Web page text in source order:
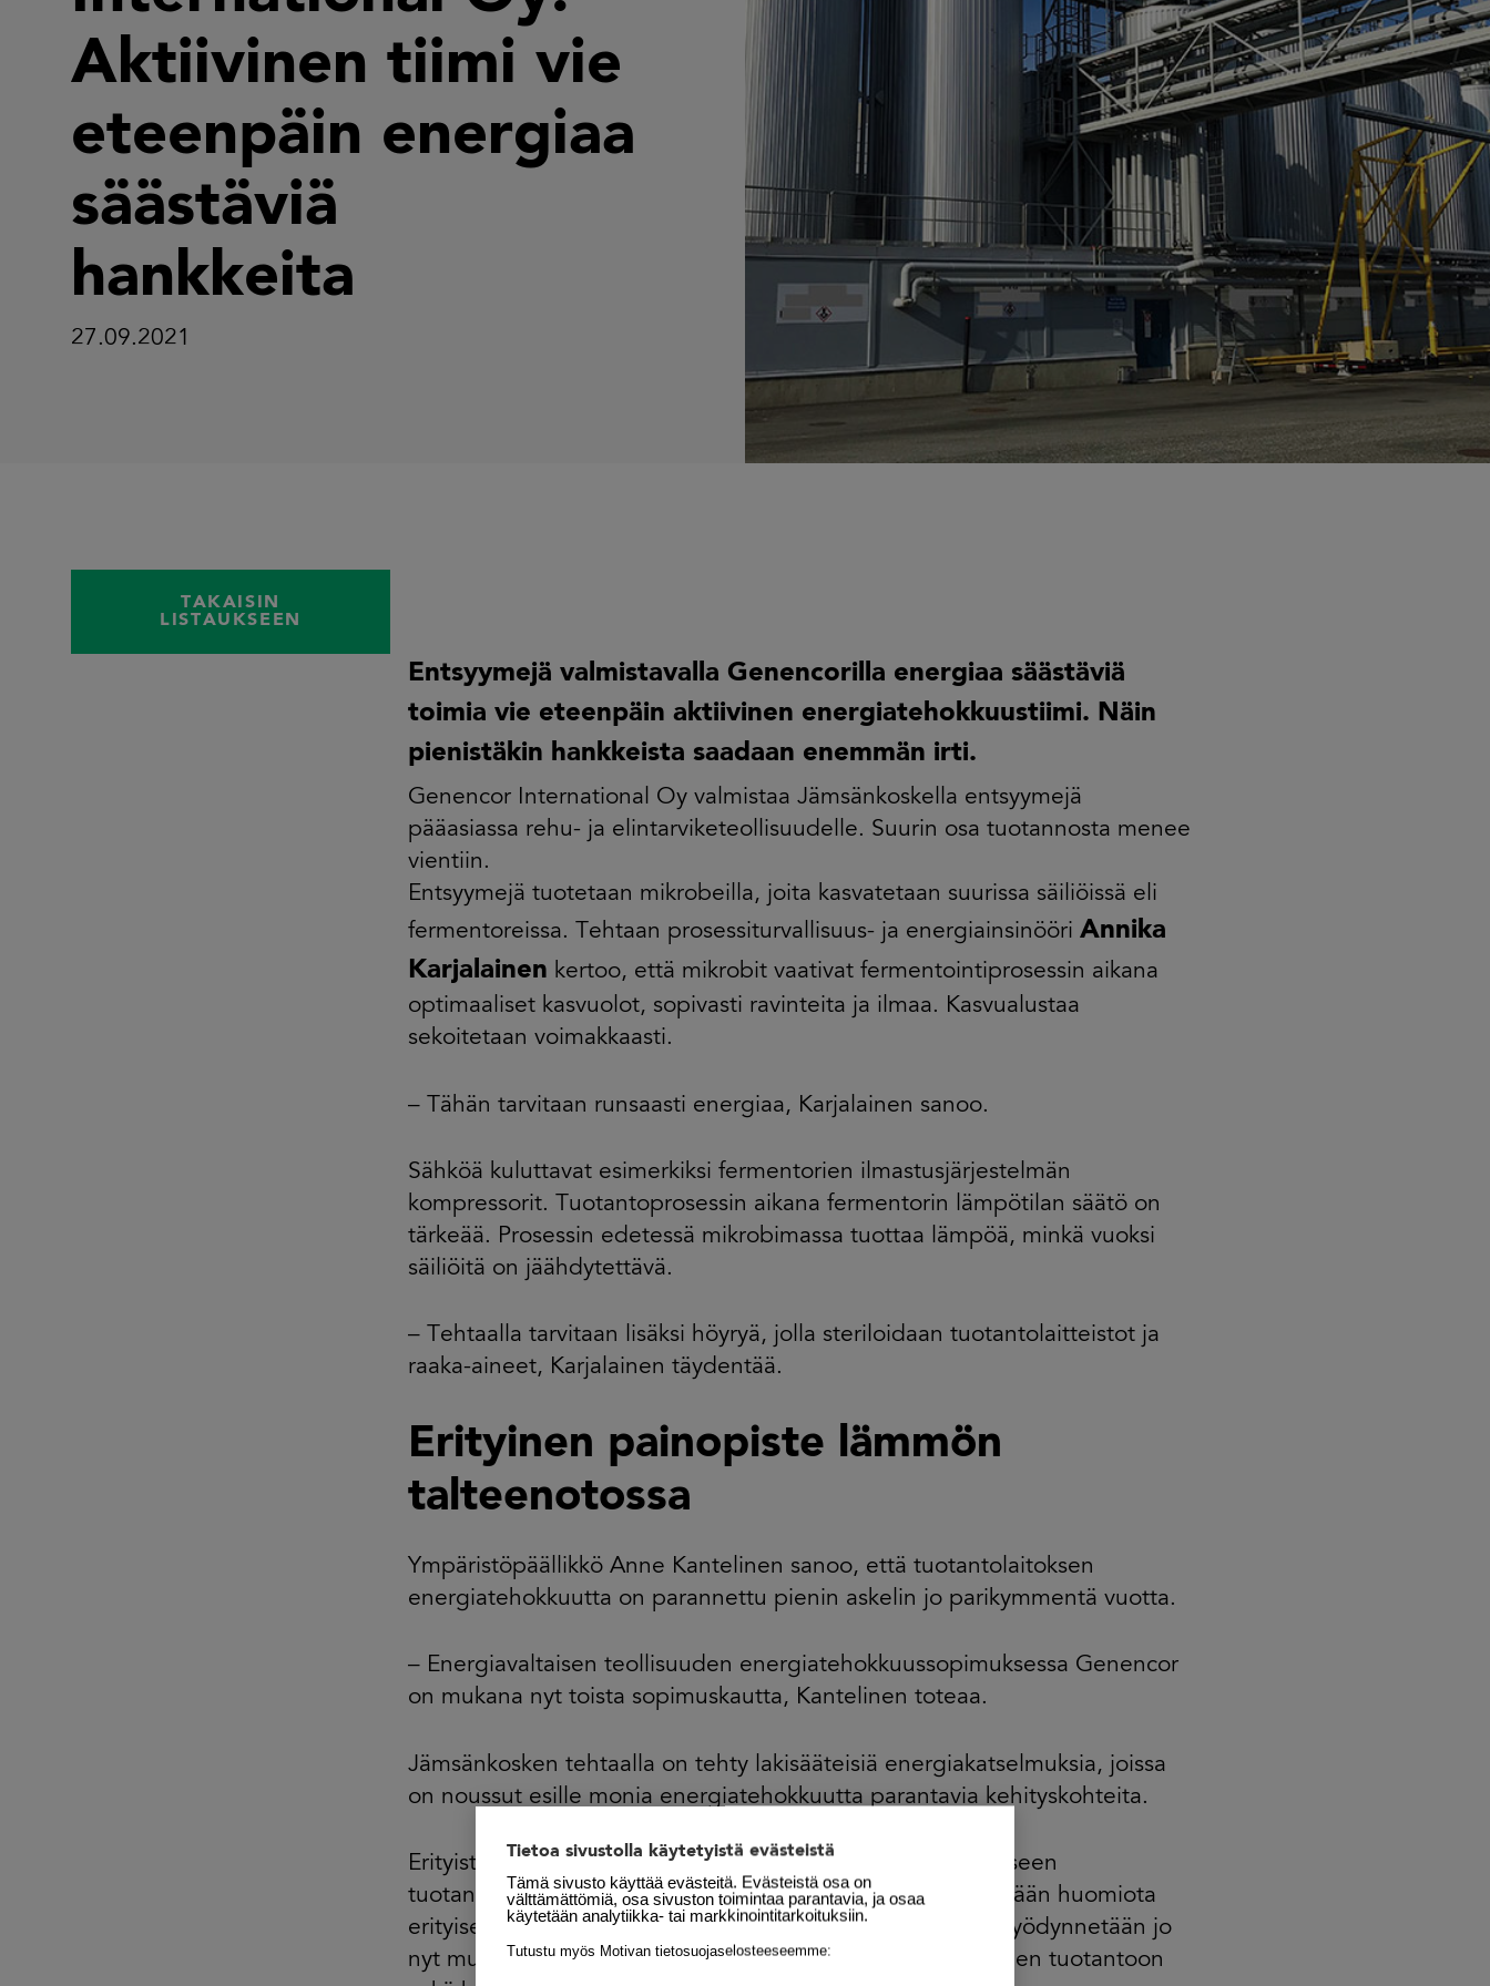
Aktiivinen tiimi vie
eteenpäin energiaa
säästäviä
hankkeita
27.09.2021
TAKAISIN
LISTAUKSEEN
Entsyymejä valmistavalla Genencorilla energiaa säästäviä
toimia vie eteenpäin aktiivinen energiatehokkuustiimi. Näin
pienistäkin hankkeista saadaan enemmän irti.
Genencor International Oy valmistaa Jämsänkoskella entsyymejä
pääasiassa rehu- ja elintarviketeollisuudelle. Suurin osa tuotannosta menee
vientiin.
Entsyymejä tuotetaan mikrobeilla, joita kasvatetaan suurissa säiliöissä eli
fermentoreissa. Tehtaan prosessiturvallisuus- ja energiainsinööri Annika
Karjalainen kertoo, että mikrobit vaativat fermentointiprosessin aikana
optimaaliset kasvuolot, sopivasti ravinteita ja ilmaa. Kasvualustaa
sekoitetaan voimakkaasti.
– Tähän tarvitaan runsaasti energiaa, Karjalainen sanoo.
Sähköä kuluttavat esimerkiksi fermentorien ilmastusjärjestelmän
kompressorit. Tuotantoprosessin aikana fermentorin lämpötilan säätö on
tärkeää. Prosessin edetessä mikrobimassa tuottaa lämpöä, minkä vuoksi
säiliöitä on jäähdytettävä.
– Tehtaalla tarvitaan lisäksi höyryä, jolla steriloidaan tuotantolaitteistot ja
raaka-aineet, Karjalainen täydentää.
Erityinen painopiste lämmön
talteenotossa
Ympäristöpäällikkö Anne Kantelinen sanoo, että tuotantolaitoksen
energiatehokkuutta on parannettu pienin askelin jo parikymmentä vuotta.
– Energiavaltaisen teollisuuden energiatehokkuussopimuksessa Genencor
on mukana nyt toista sopimuskautta, Kantelinen toteaa.
Jämsänkosken tehtaalla on tehty lakisääteisiä energiakatselmuksia, joissa
on noussut esille monia energiatehokkuutta parantavia kehityskohteita.
Erityistä painoa on laitettu lämmön talteenoton tehostamiseen
tuotantoprosessin eri vaiheissa. Jatkossa tullaan kiinnittämään huomiota
erityisesti hukkalämmön hyödyntämiseen. Hukkalämpöä hyödynnetään jo
nyt muun muassa kiinteistön lämmitykseen, lämpimän veden tuotantoon
Tietoa sivustolla käytetyistä evästeistä
Tämä sivusto käyttää evästeitä. Evästeistä osa on
välttämättömiä, osa sivuston toimintaa parantavia, ja osaa
käytetään analytiikka- tai markkinointitarkoituksiin.
Tutustu myös Motivan tietosuojaselosteeseemme: